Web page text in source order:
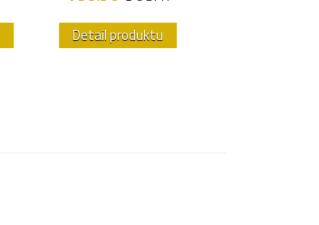
Detail produktu